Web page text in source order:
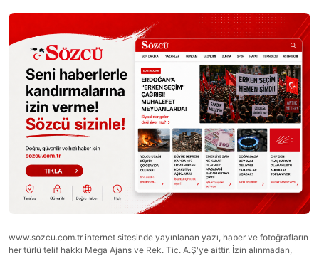
www.sozcu.com.tr internet sitesinde yayınlanan yazı, haber ve fotoğrafların
her türlü telif hakkı Mega Ajans ve Rek. Tic. A.Ş'ye aittir. İzin alınmadan,